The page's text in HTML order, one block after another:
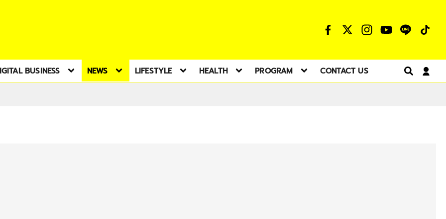
BUSINESS NEWS LIFESTYLE HEALTH PROGRAM CONTACT US